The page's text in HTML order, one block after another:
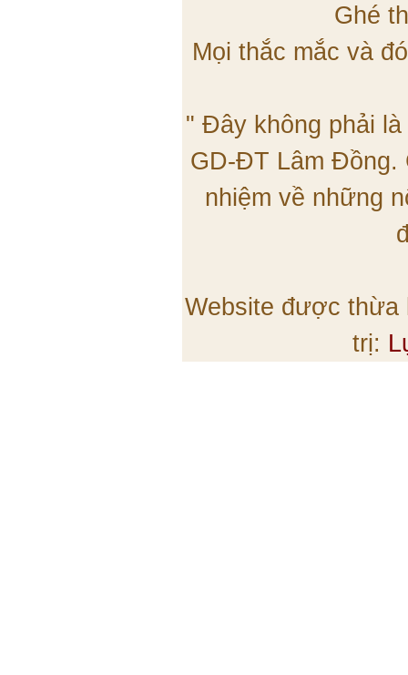
Ghé
Mọi thắc mắc và
" Đây không phải
GD-ĐT Lâm Đồng.
nhiệm về những
Website được
trị: